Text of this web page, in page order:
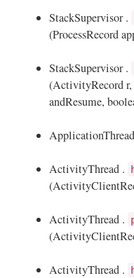
StackSupervisor .
(ProcessRecord
StackSupervisor .
(ActivityRecord r,
andResume,
ActivityThread .
ActivityThread .
ActivityThread .